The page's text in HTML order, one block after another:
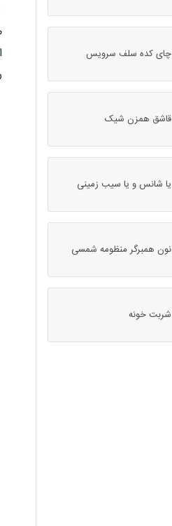
چای کده سلف سرویس
قاشق همزن شیک
یا شانس و یا سیب زمینی
نون همبرگر منظومه شمسی
شربت خونه